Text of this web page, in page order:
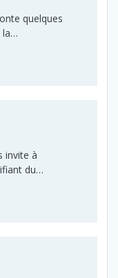
quelques
la…
invite à
du…